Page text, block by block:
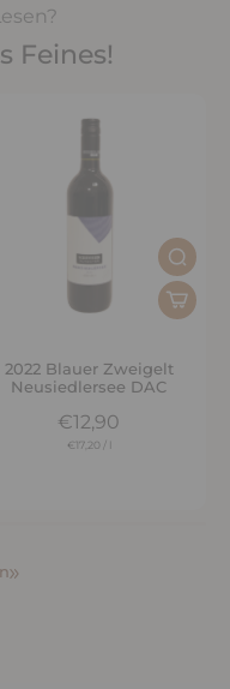
Feines!
2022 Blauer Zweigelt
Neusiedlersee DAC
€12,90
€17,20 / l